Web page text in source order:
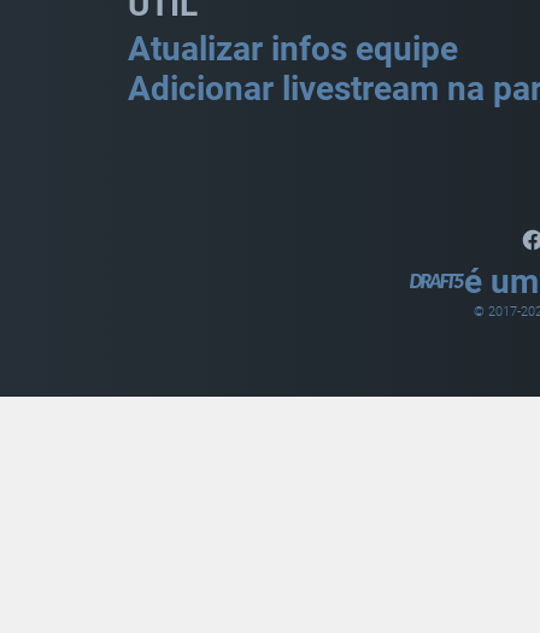
Atualizar infos equipe
Adicionar livestream na
é
© 2017-